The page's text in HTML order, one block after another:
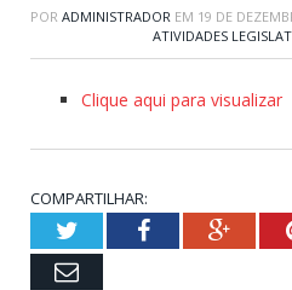
POR ADMINISTRADOR EM 19 DE
ATIVIDADES
Clique aqui para visualizar
COMPARTILHAR:
TwitterFacebook
Email